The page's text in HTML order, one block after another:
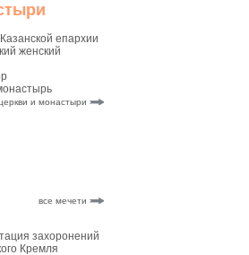
епархии
женский
и монастыри
все мечети
захоронений
Кремля